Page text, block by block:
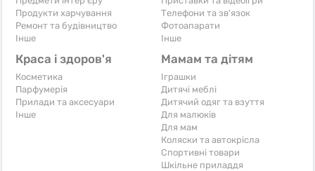
Продукти харчування
Ремонт та будівництво
Iнше
Телефони та зв'язок
Фотоапарати
Iнше
Краса і здоров'я
Косметика
Парфумерія
Прилади та аксесуари
Iнше
Мамам та дітям
Іграшки
Дитячі меблі
Дитячий одяг та взуття
Для малюків
Для мам
Коляски та автокрісла
Спортивні товари
Шкільне приладдя